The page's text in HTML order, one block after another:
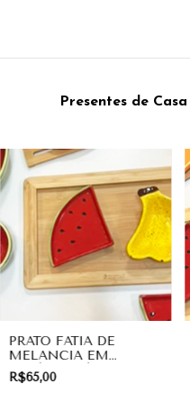
Presentes de
PRATO FATIA DE
MELANCIA EM
CERÂMICA | COLEÇÃO
FRUITS
R$65,00